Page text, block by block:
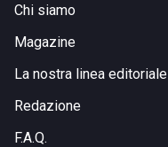
Chi siamo
Magazine
La nostra linea editoriale
Redazione
F.A.Q.